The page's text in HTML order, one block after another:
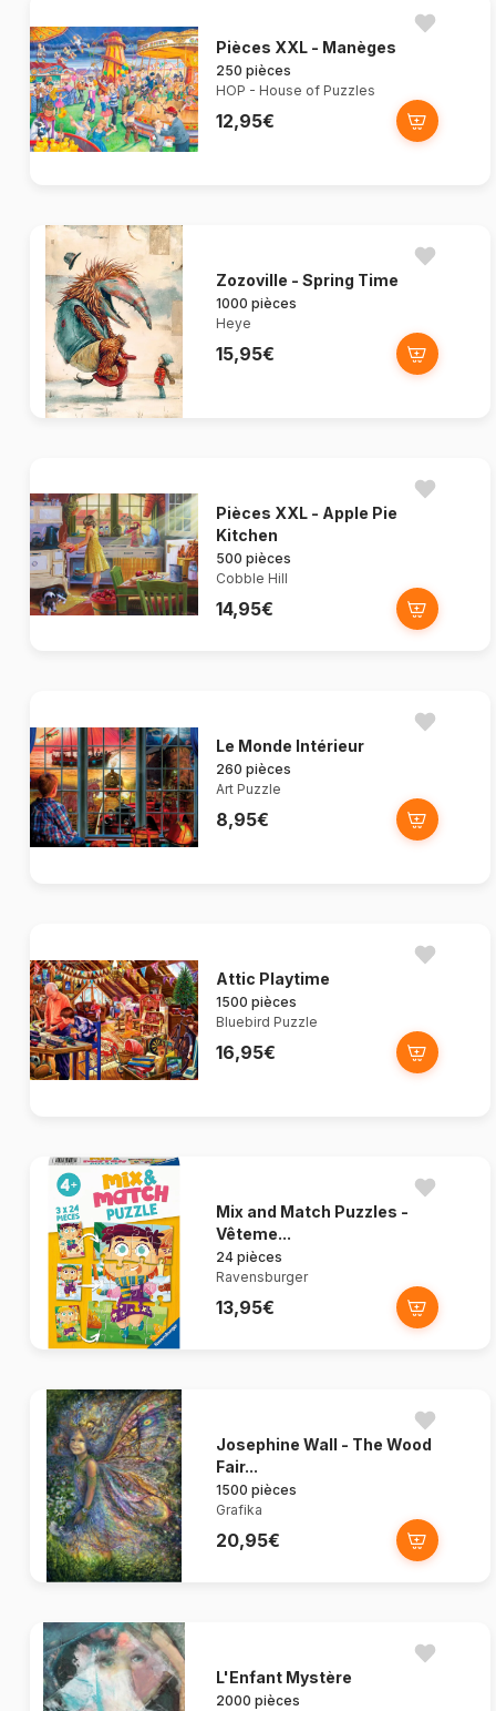
Pièces XXL - Manèges
250 pièces
HOP - House of Puzzles
12,95€
Zozoville - Spring Time
1000 pièces
Heye
15,95€
Pièces XXL - Apple Pie
Kitchen
500 pièces
Cobble Hill
14,95€
Le Monde Intérieur
260 pièces
Art Puzzle
8,95€
Attic Playtime
1500 pièces
Bluebird Puzzle
16,95€
Mix and Match Puzzles -
Vêteme...
24 pièces
Ravensburger
13,95€
Josephine Wall - The Wood
Fair...
1500 pièces
Grafika
20,95€
L'Enfant Mystère
2000 pièces